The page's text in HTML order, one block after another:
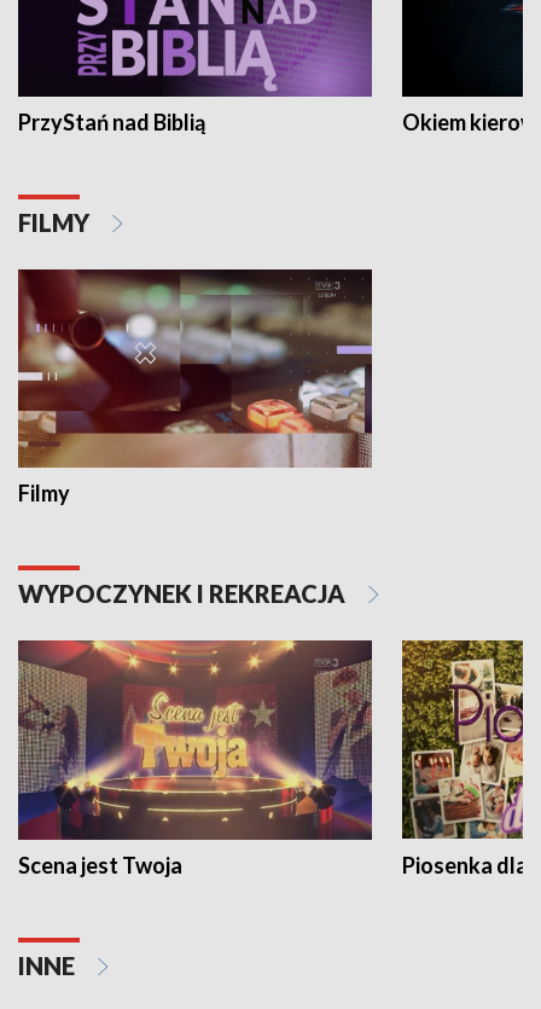
PrzyStań nad Biblią Okiem
FILMY
Filmy
WYPOCZYNEK I REKREACJA
Scena jest Twoja Piosenka dla
INNE